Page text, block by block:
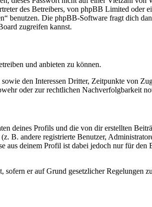
des Betreibers, von phpBB Limited oder
benutzen. Die phpBB-Software fragt dich
zugreifen kannst.
und anbieten zu können.
den Interessen Dritter, Zeitpunkte von
oder zur rechtlichen Nachverfolgbarkeit
deines Profils und die von dir erstellten
B. andere registrierte Benutzer,
aus deinem Profil ist dabei jedoch nur für den
er auf Grund gesetzlicher Regelungen